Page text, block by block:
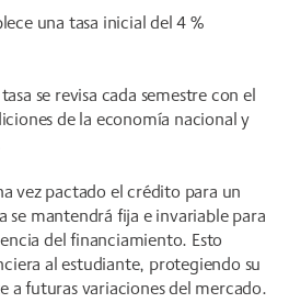
una tasa inicial del 4 %
se revisa cada semestre con el
de la economía nacional y
vez pactado el crédito para un
se mantendrá fija e invariable para
del financiamiento. Esto
al estudiante, protegiendo su
a futuras variaciones del mercado.